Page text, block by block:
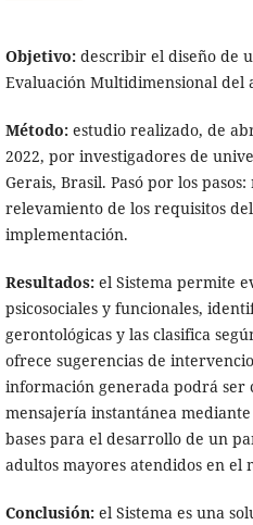
Objetivo:describir el diseño de
Evaluación Multidimensional del
Método:estudio realizado, de
2022, por investigadores de
Gerais, Brasil. Pasó por los
relevamiento de los requisitos
implementación.
Resultados:el Sistema permite
psicosociales y funcionales,
gerontológicas y las clasifica
ofrece sugerencias de
información generada podrá ser
mensajería instantánea
bases para el desarrollo de un
adultos mayores atendidos en el
Conclusión:el Sistema es una